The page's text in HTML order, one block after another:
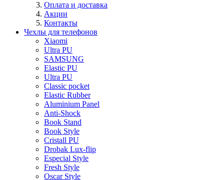
Оплата и доставка
Акции
Контакты
Чехлы для телефонов
Xiaomi
Ultra PU
SAMSUNG
Elastic PU
Ultra PU
Classic pocket
Elastic Rubber
Aluminium Panel
Anti-Shock
Book Stand
Book Style
Cristall PU
Drobak Lux-flip
Especial Style
Fresh Style
Oscar Style